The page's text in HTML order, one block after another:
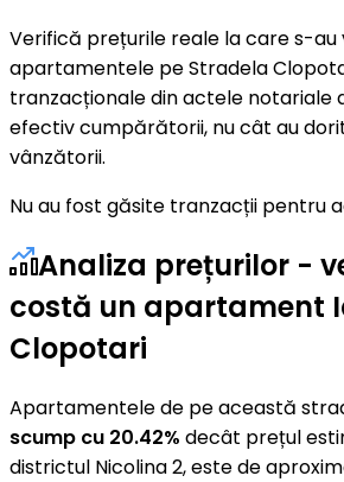
Verifică prețurile reale la care s-au
apartamentele pe Stradela
tranzacționale din actele
efectiv cumpărătorii, nu cât au
vânzătorii.
Nu au fost găsite tranzacții pentru
Analiza prețurilor -
costă un apartament
Clopotari
Apartamentele de pe această
scump cu 20.42% decât prețul
districtul Nicolina 2, este de